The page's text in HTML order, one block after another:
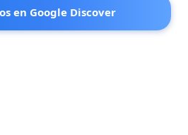
en Google Discover